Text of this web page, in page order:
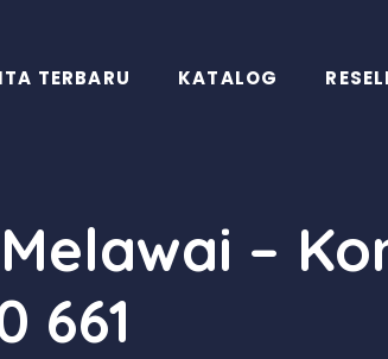
TERBARU KATALOG
–
661